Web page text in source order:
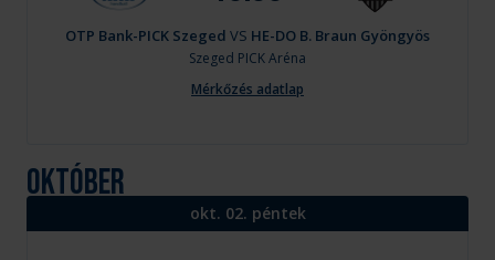
OTP Bank-PICK Szeged VS HE-DO B. Braun Gyöngyös
Szeged PICK Aréna
Mérkőzés adatlap
október
okt. 02. péntek